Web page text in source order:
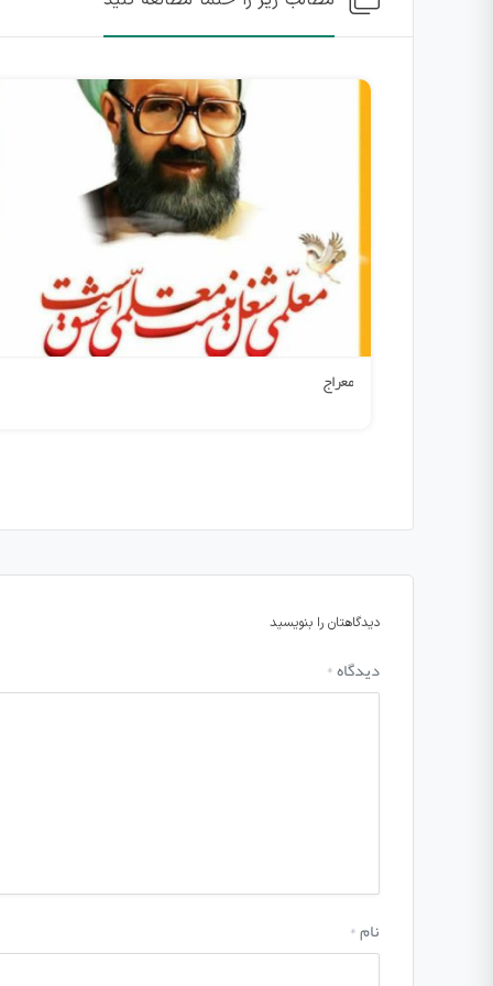
ویژه برنامه ولادت امام زمان(عجل‌الله‌تعالی‌فرجه)|زنگ همدلی
دیدگاهتان را بنویسید
دیدگاه*
نام*